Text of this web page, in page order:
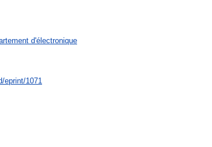
d'électronique
eprint/1071